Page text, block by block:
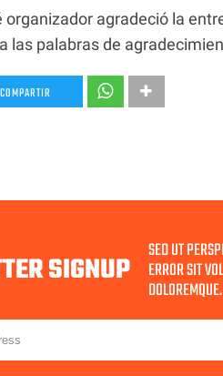
agradeció la
las palabras de
COMPARTIR
SIGNUP SED UT
ERROR SIT
DOLOREMQUE.